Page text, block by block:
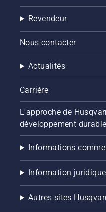
Revendeur
Nous contacter
Actualités
Carrière
L'approche de
développement durable
Informations
Information juridique
Autres sites